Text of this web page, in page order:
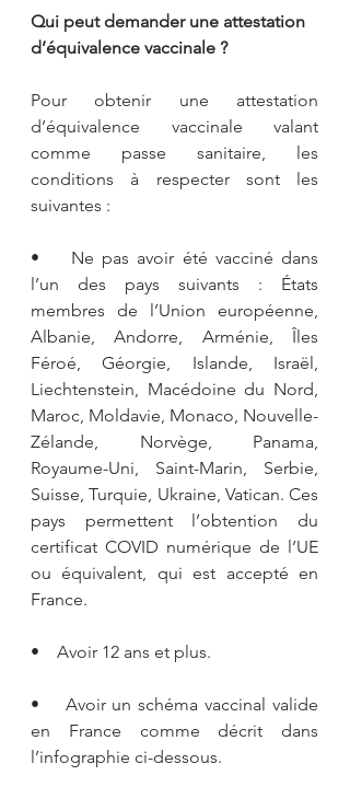
Qui peut demander une attestation
d’équivalence vaccinale ?
Pour obtenir une attestation
d’équivalence vaccinale valant
comme passe sanitaire, les
conditions à respecter sont les
suivantes :
•    Ne pas avoir été vacciné dans
l’un des pays suivants : États
membres de l’Union européenne,
Albanie, Andorre, Arménie, Îles
Féroé, Géorgie, Islande, Israël,
Liechtenstein, Macédoine du Nord,
Maroc, Moldavie, Monaco, Nouvelle-
Zélande, Norvège, Panama,
Royaume-Uni, Saint-Marin, Serbie,
Suisse, Turquie, Ukraine, Vatican. Ces
pays permettent l’obtention du
certificat COVID numérique de l’UE
ou équivalent, qui est accepté en
France.
•    Avoir 12 ans et plus.
•    Avoir un schéma vaccinal valide
en France comme décrit dans
l’infographie ci-dessous.